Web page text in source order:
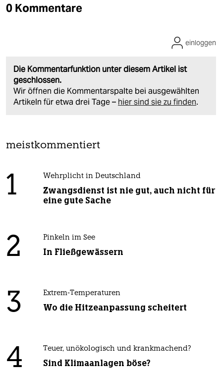
0 Kommentare
Die Kommentarfunktion unter diesem Artikel ist
geschlossen.
Wir öffnen die Kommentarspalte bei ausgewählten
Artikeln für etwa drei Tage – hier sind sie zu finden.
einloggen
meistkommentiert
1 Wehrplicht in Deutschland
Zwangsdienst ist nie gut, auch nicht für
eine gute Sache
2 Pinkeln im See
In Fließgewässern
3 Extrem-Temperaturen
Wo die Hitzeanpassung scheitert
4 Teuer, unökologisch und krankmachend?
Sind Klimaanlagen böse?